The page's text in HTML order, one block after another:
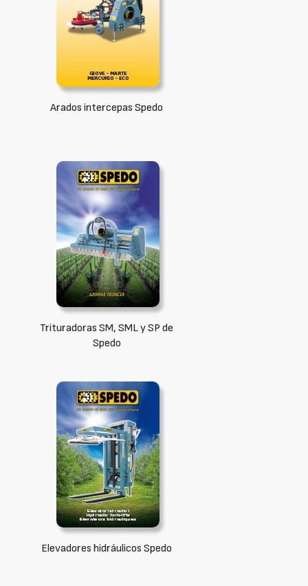
Arados intercepas Spedo
Trituradoras SM, SML y SP de
Spedo
Elevadores hidráulicos Spedo